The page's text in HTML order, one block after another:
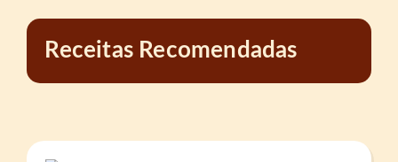
Receitas Recomendadas